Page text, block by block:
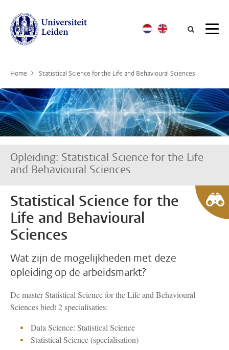
Home Statistical Science for the Life and Behavioural Sciences
Opleiding: Statistical Science for the Life
and Behavioural Sciences
Statistical Science for the
Life and Behavioural
Sciences
Wat zijn de mogelijkheden met deze
opleiding op de arbeidsmarkt?
De master Statistical Science for the Life and Behavioural
Sciences biedt 2 specialisaties:
Data Science: Statistical Science
Statistical Science (specialisation)